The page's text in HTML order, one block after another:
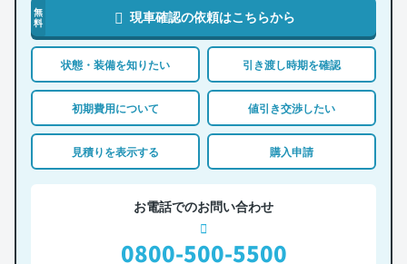
無
料
現車確認の依頼はこちらから
状態・装備を知りたい 引き渡し時期を確認
初期費用について 値引き交渉したい
見積りを表示する 購入申請
お電話でのお問い合わせ
0800-500-5500